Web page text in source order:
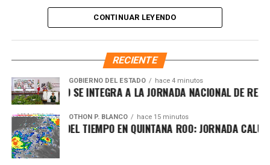
director de Parques y Áreas Jardinadas,Sergio Manuel
, informó que se atendieron
metros cuadradosy se retiraron30 metros cúbicos de
, principalmente vegetales. Asimismo, exhortó a
los vecinos a conservar el área en buen estado para evitar
acumulación de basura y fauna nociva.
CONTINUAR LEYENDO
RECIENTE
GOBIERNO DEL ESTADO hace 4 minutos
ROO SE INTEGRA A LA JORNADA NACIONAL DE
OTHON P. BLANCO hace 15 minutos
DEL TIEMPO EN QUINTANA ROO: JORNADA